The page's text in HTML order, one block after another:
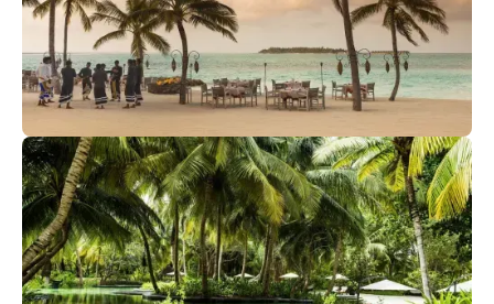
Fanditha Bar
Уютный бар на пляже при ресторане Fanditha. Океан,
звезды, легкий бриз и много удовольствия!